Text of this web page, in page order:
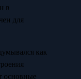
в
для
как
основные